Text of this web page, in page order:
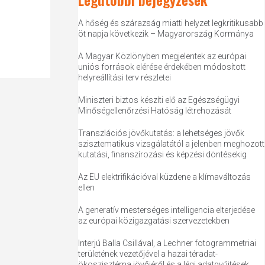
A hőség és szárazság miatti helyzet legkritikusabb
öt napja következik – Magyarország Kormánya
A Magyar Közlönyben megjelentek az európai
uniós források elérése érdekében módosított
helyreállítási terv részletei
Miniszteri biztos készíti elő az Egészségügyi
Minőségellenőrzési Hatóság létrehozását
Transzlációs jövőkutatás: a lehetséges jövők
szisztematikus vizsgálatától a jelenben meghozott
kutatási, finanszírozási és képzési döntésekig
Az EU elektrifikációval küzdene a klímaváltozás
ellen
A generatív mesterséges intelligencia elterjedése
az európai közigazgatási szervezetekben
Interjú Balla Csillával, a Lechner fotogrammetriai
területének vezetőjével a hazai téradat-